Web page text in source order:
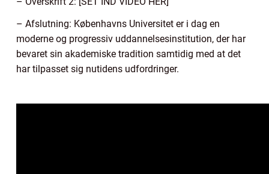
– Afslutning: Københavns Universitet er i dag en
moderne og progressiv uddannelsesinstitution, der har
bevaret sin akademiske tradition samtidig med at det
har tilpasset sig nutidens udfordringer.